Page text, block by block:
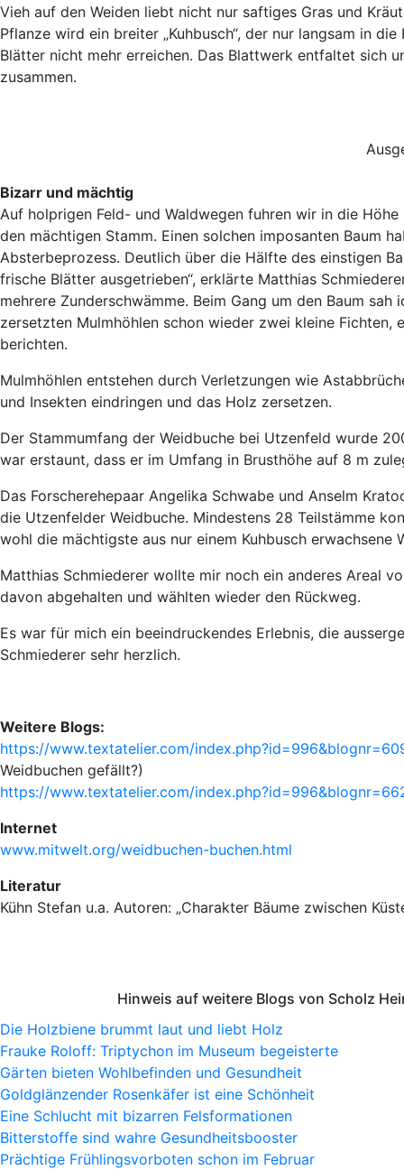
Vieh auf den Weiden liebt nicht nur saftiges Gras und
Pflanze wird ein breiter „Kuhbusch“, der nur langsam in
Blätter nicht mehr erreichen. Das Blattwerk entfaltet sich
zusammen.
Bizarr und mächtig
Auf holprigen Feld- und Waldwegen fuhren wir in die
den mächtigen Stamm. Einen solchen imposanten Baum
Absterbeprozess. Deutlich über die Hälfte des einstigen
frische Blätter ausgetrieben“, erklärte Matthias
mehrere Zunderschwämme. Beim Gang um den Baum
zersetzten Mulmhöhlen schon wieder zwei kleine Fichten,
berichten.
Mulmhöhlen entstehen durch Verletzungen wie
und Insekten eindringen und das Holz zersetzen.
Der Stammumfang der Weidbuche bei Utzenfeld wurde
war erstaunt, dass er im Umfang in Brusthöhe auf 8 m
Das Forscherehepaar Angelika Schwabe und Anselm
die Utzenfelder Weidbuche. Mindestens 28 Teilstämme
wohl die mächtigste aus nur einem Kuhbusch erwachsene
Matthias Schmiederer wollte mir noch ein anderes Areal
davon abgehalten und wählten wieder den Rückweg.
Es war für mich ein beeindruckendes Erlebnis, die
Schmiederer sehr herzlich.
Weitere Blogs:
https://www.textatelier.com/
Weidbuchen gefällt?)
https://www.textatelier.com/
Internet
www.mitwelt.org/weidbuchen-buchen.html
Literatur
Kühn Stefan u.a. Autoren: „Charakter Bäume zwischen
Hinweis auf weitere Blogs von Scholz
Die Holzbiene brummt laut und liebt Holz
Frauke Roloff: Triptychon im Museum begeisterte
Gärten bieten Wohlbefinden und Gesundheit
Goldglänzender Rosenkäfer ist eine Schönheit
Eine Schlucht mit bizarren Felsformationen
Bitterstoffe sind wahre Gesundheitsbooster
Prächtige Frühlingsvorboten schon im Februar